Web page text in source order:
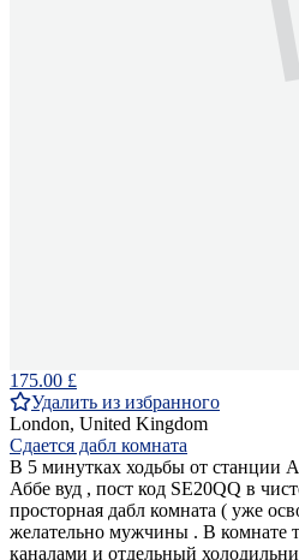
175.00 £
Удалить из избранного
London, United Kingdom
Сдается дабл комната
В 5 минутках ходьбы от станции
Аббе вуд , пост код SE20QQ в
просторная дабл комната ( уже
желательно мужчины . В комнате
каналами и отдельный